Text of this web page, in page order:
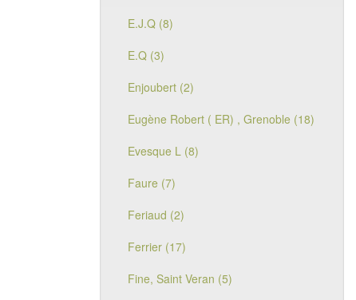
E.J.Q (8)
E.Q (3)
Enjoubert (2)
Eugène Robert ( ER) , Grenoble (18)
Evesque L (8)
Faure (7)
Feriaud (2)
Ferrier (17)
Fine, Saint Veran (5)